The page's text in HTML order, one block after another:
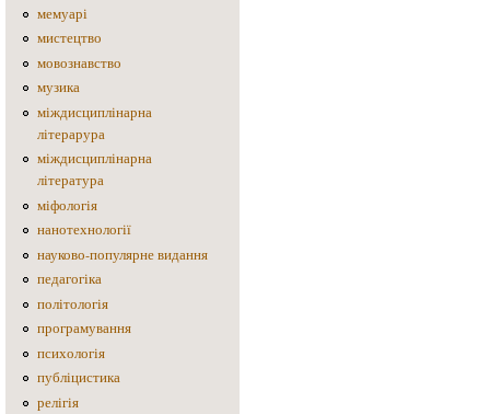
мемуарі
мистецтво
мовознавство
музика
міждисциплінарна
літерарура
міждисциплінарна
література
міфологія
нанотехнології
науково-популярне видання
педагогіка
політологія
програмування
психологія
публіцистика
релігія